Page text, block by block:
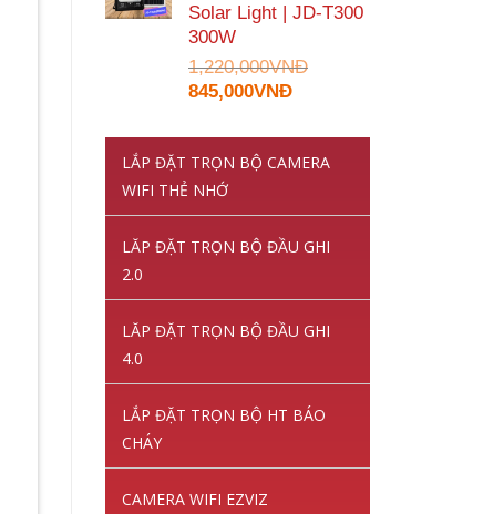
Solar Light | JD-T300
300W
1,220,000VNĐ
Giá
là:
1,220,000VNĐ.
845,000VNĐGiá
tại
là:
LẮP ĐẶT TRỌN BỘ CAMERA
WIFI THẺ NHỚ
LĂP ĐẶT TRỌN BỘ ĐẦU GHI
2.0
LĂP ĐẶT TRỌN BỘ ĐẦU GHI
4.0
LẮP ĐẶT TRỌN BỘ HT BÁO
CHÁY
CAMERA WIFI EZVIZ